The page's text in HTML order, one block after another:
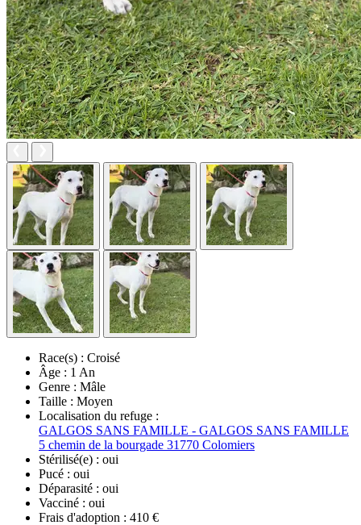
Race(s) : Croisé
Âge : 1 An
Genre : Mâle
Taille : Moyen
Localisation du refuge :
GALGOS SANS FAMILLE - GALGOS SANS FAMILLE
5 chemin de la bourgade 31770 Colomiers
Stérilisé(e) : oui
Pucé : oui
Déparasité : oui
Vacciné : oui
Frais d'adoption : 410 €